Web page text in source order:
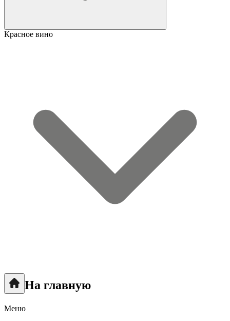
Красное вино
На главную
Меню